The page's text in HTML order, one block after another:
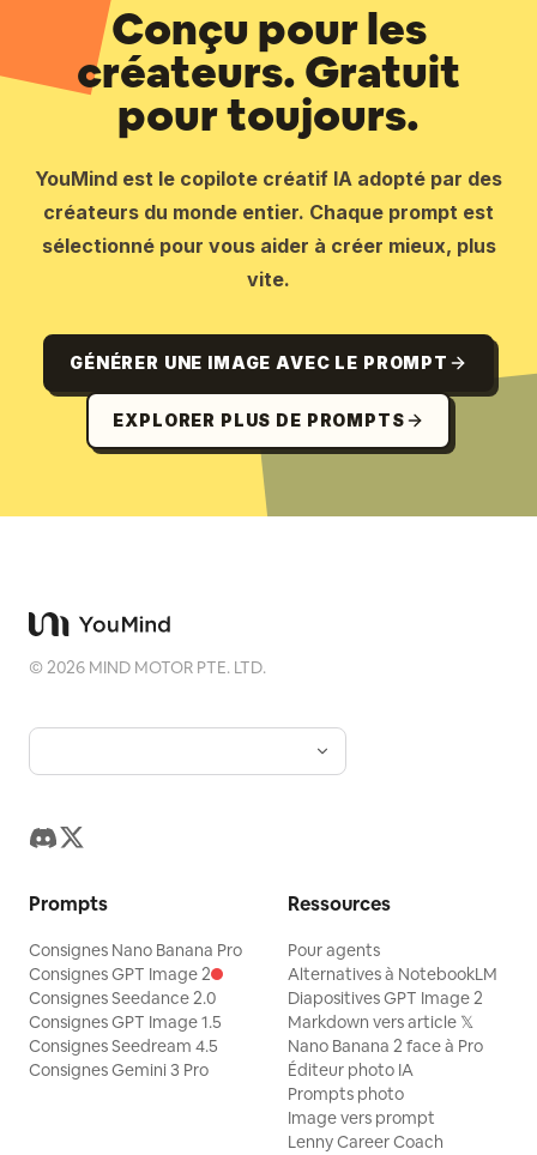
Conçu pour les
créateurs. Gratuit
pour toujours.
YouMind est le copilote créatif IA adopté par des
créateurs du monde entier. Chaque prompt est
sélectionné pour vous aider à créer mieux, plus
vite.
GÉNÉRER UNE IMAGE AVEC LE PROMPT
EXPLORER PLUS DE PROMPTS
©2026 MIND MOTOR PTE. LTD.
Prompts
Consignes Nano Banana Pro
Consignes GPT Image 2
Consignes Seedance 2.0
Consignes GPT Image 1.5
Consignes Seedream 4.5
Consignes Gemini 3 Pro
Ressources
Pour agents
Alternatives à NotebookLM
Diapositives GPT Image 2
Markdown vers article 𝕏
Nano Banana 2 face à Pro
Éditeur photo IA
Prompts photo
Image vers prompt
Lenny Career Coach